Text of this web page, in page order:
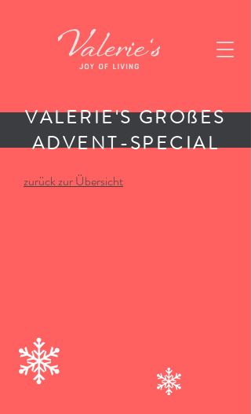
VALERIE'S GROßES
ADVENT-SPECIAL
zurück zur Übersicht